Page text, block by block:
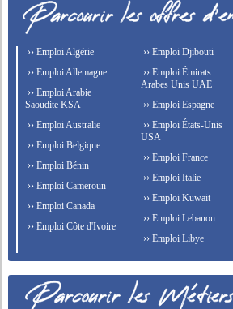
›› Emploi Algérie
›› Emploi Allemagne
›› Emploi Arabie
Saoudite KSA
›› Emploi Australie
›› Emploi Belgique
›› Emploi Bénin
›› Emploi Cameroun
›› Emploi Canada
›› Emploi Côte d'Ivoire
›› Emploi Djibouti
›› Emploi Émirats
Arabes Unis UAE
›› Emploi Espagne
›› Emploi États-Unis
USA
›› Emploi France
›› Emploi Italie
›› Emploi Kuwait
›› Emploi Lebanon
›› Emploi Libye